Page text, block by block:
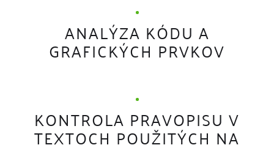
ANALÝZA KÓDU A
GRAFICKÝCH PRVKOV
KONTROLA PRAVOPISU V
TEXTOCH POUŽITÝCH NA